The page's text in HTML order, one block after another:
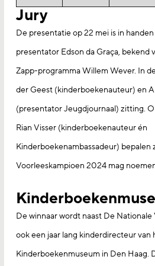
Jury
De presentatie op 22 mei is in
presentator Edson da Graça, bekend
Zapp-programma Willem Wever. In
der Geest (kinderboekenauteur) en
(presentator Jeugdjournaal) zitting.
Rian Visser (kinderboekenauteur én
Kinderboekenambassadeur) bepalen
Voorleeskampioen 2024 mag
De winnaar wordt naast De
ook een jaar lang kinderdirecteur van
Kinderboekenmuseum in Den Haag.